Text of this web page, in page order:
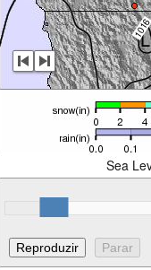
Sea